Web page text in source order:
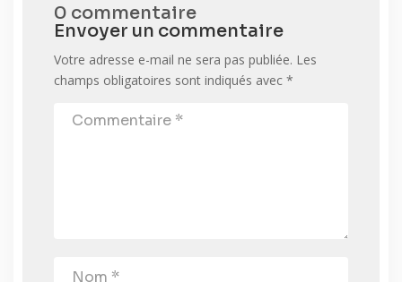
0 commentaire
Envoyer un commentaire
Votre adresse e-mail ne sera pas publiée. Les
champs obligatoires sont indiqués avec *